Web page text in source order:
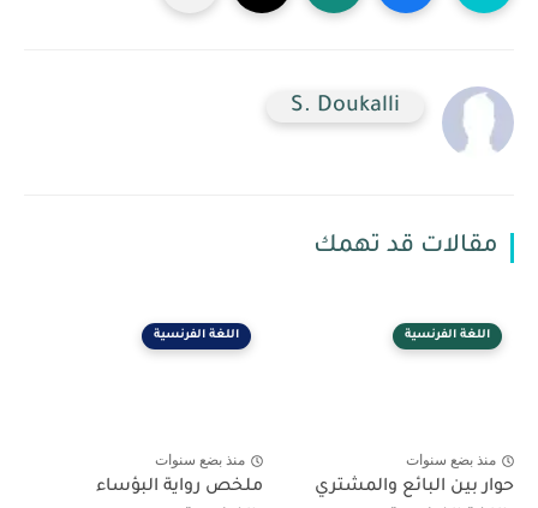
S. Doukalli
مقالات قد تهمك
اللغة الفرنسية
منذ بضع سنوات
حوار بين البائع والمشتري
اللغة الفرنسية
منذ بضع سنوات
ملخص رواية البؤساء